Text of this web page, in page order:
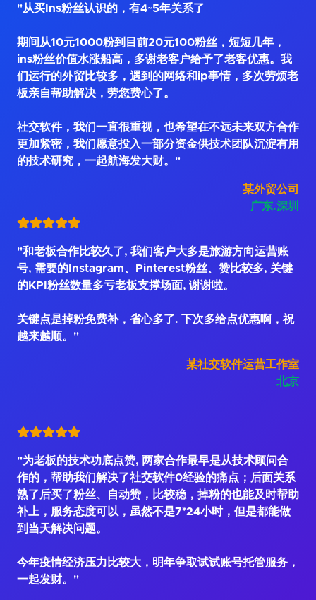
"从买Ins粉丝认识的，有4~5年关系了
期间从10元1000粉到目前20元100粉丝，短短几年，
ins粉丝价值水涨船高，多谢老客户给予了老客优惠。我
们运行的外贸比较多，遇到的网络和ip事情，多次劳烦老
板亲自帮助解决，劳您费心了。
社交软件，我们一直很重视，也希望在不远未来双方合作
更加紧密，我们愿意投入一部分资金供技术团队沉淀有用
的技术研究，一起航海发大财。"
某外贸公司
广东.深圳
"和老板合作比较久了, 我们客户大多是旅游方向运营账
号, 需要的Instagram、Pinterest粉丝、赞比较多, 关键
的KPI粉丝数量多亏老板支撑场面, 谢谢啦。
关键点是掉粉免费补，省心多了. 下次多给点优惠啊，祝
越来越顺。"
某社交软件运营工作室
北京
"为老板的技术功底点赞, 两家合作最早是从技术顾问合
作的，帮助我们解决了社交软件0经验的痛点；后面关系
熟了后买了粉丝、自动赞，比较稳，掉粉的也能及时帮助
补上，服务态度可以，虽然不是7*24小时，但是都能做
到当天解决问题。
今年疫情经济压力比较大，明年争取试试账号托管服务，
一起发财。"